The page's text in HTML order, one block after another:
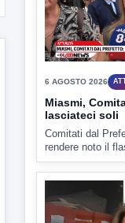
6 AGOSTO 2026
Miasmi,
lasciateci soli
Comitati dal
rendere noto il